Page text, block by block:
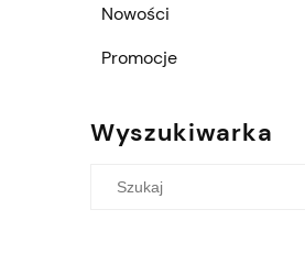
Nowości
Promocje
Wyszukiwarka